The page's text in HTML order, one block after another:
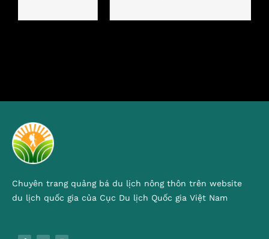
Chuyên trang quảng bá du lịch nông thôn trên website
du lịch quốc gia của Cục Du lịch Quốc gia Việt Nam